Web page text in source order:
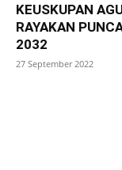
KEUSKUPAN
RAYAKAN
2032
27 September 2022